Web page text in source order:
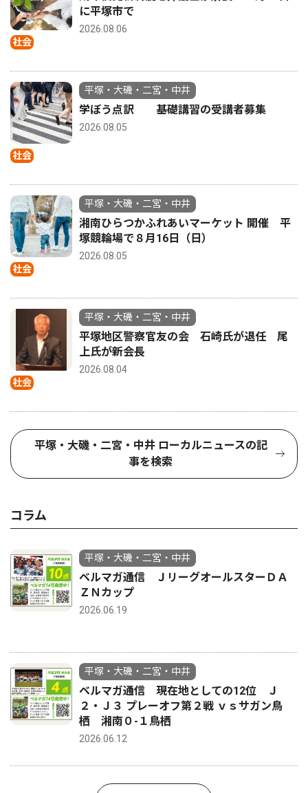
社会
に平塚市で
2026.08.06
社会
平塚・大磯・二宮・中井
学ぼう点訳 基礎講習の受講者募集
2026.08.05
社会
平塚・大磯・二宮・中井
湘南ひらつかふれあいマーケット 開催 平
塚競輪場で８月16日（日）
2026.08.05
社会
平塚・大磯・二宮・中井
平塚地区警察官友の会 石崎氏が退任 尾
上氏が新会長
2026.08.04
平塚・大磯・二宮・中井 ローカルニュースの記
事を検索
コラム
平塚・大磯・二宮・中井
ベルマガ通信 ＪリーグオールスターＤＡ
ＺＮカップ
2026.06.19
平塚・大磯・二宮・中井
ベルマガ通信 現在地としての12位 Ｊ
２・Ｊ３ プレーオフ第２戦 ｖｓサガン鳥
栖 湘南０-１鳥栖
2026.06.12